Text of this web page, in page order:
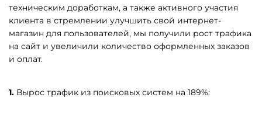
техническим доработкам, а также активного участия
клиента в стремлении улучшить свой интернет-
магазин для пользователей, мы получили рост трафика
на сайт и увеличили количество оформленных заказов
и оплат.
1. Вырос трафик из поисковых систем на 189%: